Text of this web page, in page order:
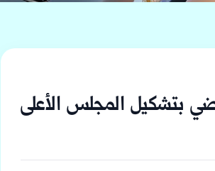
(148) تاريخ 25/8/2025 القاضي بتشكيل المجلس الأعلى